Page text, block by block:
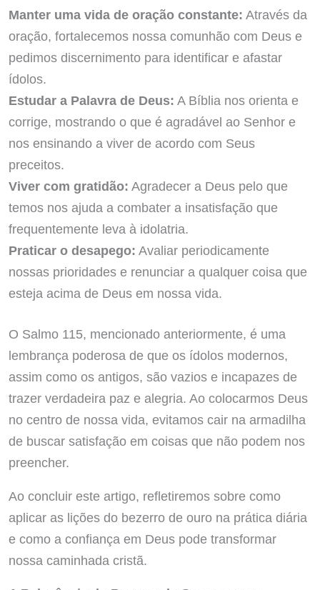
Manter uma vida de oração constante: Através da
oração, fortalecemos nossa comunhão com Deus e
pedimos discernimento para identificar e afastar
ídolos.
Estudar a Palavra de Deus: A Bíblia nos orienta e
corrige, mostrando o que é agradável ao Senhor e
nos ensinando a viver de acordo com Seus
preceitos.
Viver com gratidão: Agradecer a Deus pelo que
temos nos ajuda a combater a insatisfação que
frequentemente leva à idolatria.
Praticar o desapego: Avaliar periodicamente
nossas prioridades e renunciar a qualquer coisa que
esteja acima de Deus em nossa vida.
O Salmo 115, mencionado anteriormente, é uma
lembrança poderosa de que os ídolos modernos,
assim como os antigos, são vazios e incapazes de
trazer verdadeira paz e alegria. Ao colocarmos Deus
no centro de nossa vida, evitamos cair na armadilha
de buscar satisfação em coisas que não podem nos
preencher.
Ao concluir este artigo, refletiremos sobre como
aplicar as lições do bezerro de ouro na prática diária
e como a confiança em Deus pode transformar
nossa caminhada cristã.